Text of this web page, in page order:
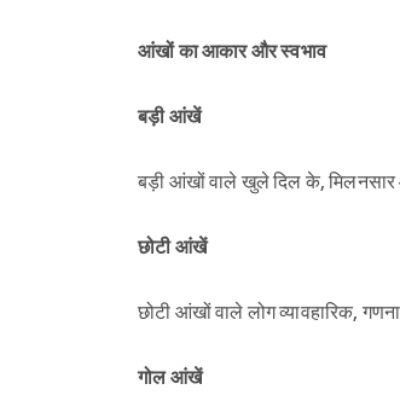
आंखों का आकार और स्वभाव
बड़ी आंखें
बड़ी आंखों वाले खुले दिल के, मिलनसार
छोटी आंखें
छोटी आंखों वाले लोग व्यावहारिक,
गोल आंखें